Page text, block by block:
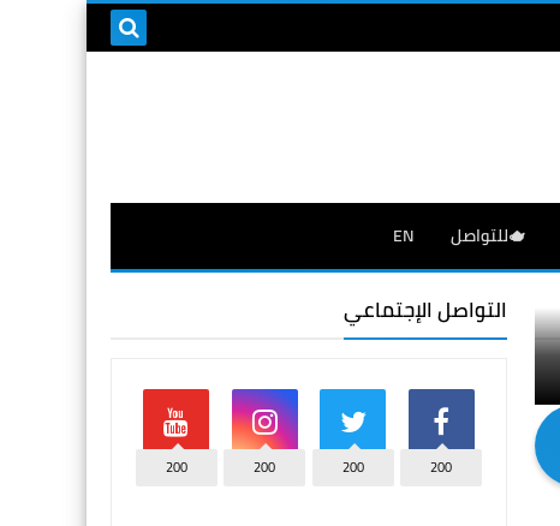
🫖للتواصل EN
التواصل الإجتماعي
200
200
200
200